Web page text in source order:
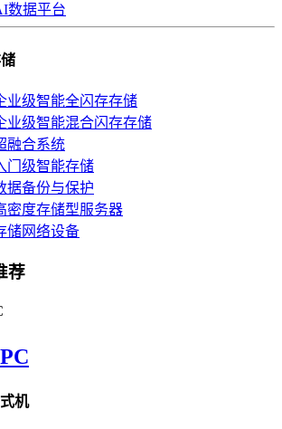
数据平台
业级智能全闪存存储
业级智能混合闪存存储
融合系统
门级智能存储
据备份与保护
密度存储型服务器
储网络设备
荐
机